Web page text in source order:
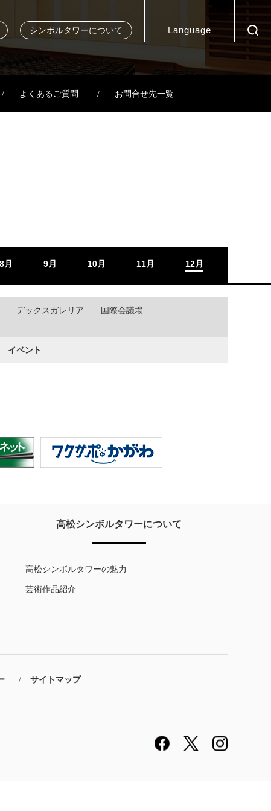
シンボルタワーについて Language
よくあるご質問 お問合せ先一覧
8月 9月 10月 11月 12月
デックスガレリア
国際会議場
イベント
高松シンボルタワーについて
高松シンボルタワーの魅力
芸術作品紹介
サイトマップ